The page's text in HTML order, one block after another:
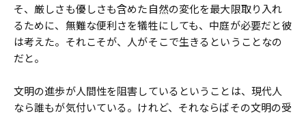
そ、厳しさも優しさも含めた自然の変化を最大限取り入れ
るために、無難な便利さを犠牲にしても、中庭が必要だと彼
は考えた。それこそが、人がそこで生きるということなの
だと。
文明の進歩が人間性を阻害しているということは、現代人
なら誰もが気付いている。けれど、それならばその文明の受